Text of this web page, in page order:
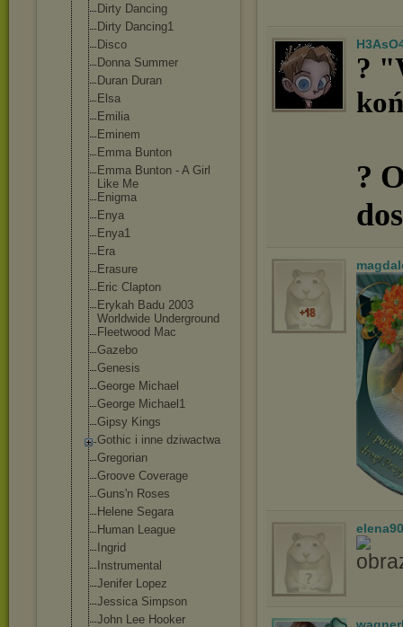
Dirty Dancing
Dirty Dancing1
Disco
Donna Summer
Duran Duran
Elsa
Emilia
Eminem
Emma Bunton
Emma Bunton - A Girl
Like Me
Enigma
Enya
Enya1
Era
Erasure
Eric Clapton
Erykah Badu 2003
Worldwide Underground
Fleetwood Mac
Gazebo
Genesis
George Michael
George Michael1
Gipsy Kings
Gothic i inne dziwactwa
Gregorian
Groove Coverage
Guns'n Roses
Helene Segara
Human League
Ingrid
Instrumental
Jenifer Lopez
Jessica Simpson
John Lee Hooker
?
?
elena90